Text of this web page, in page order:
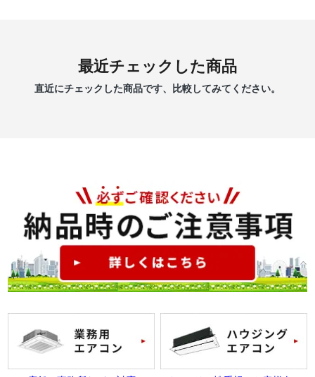
最近チェックした商品
直近にチェックした商品です、比較してみてください。